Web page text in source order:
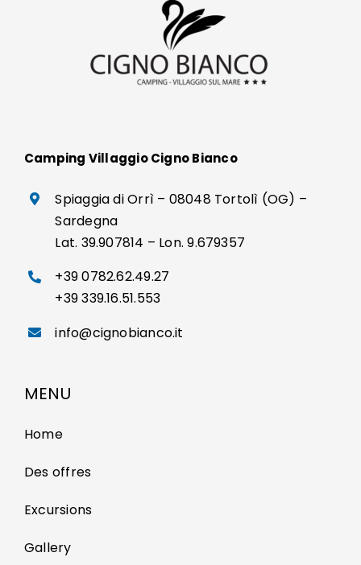
Camping Villaggio Cigno Bianco
Spiaggia di Orrì – 08048 Tortolì (OG) –
Sardegna
Lat. 39.907814 – Lon. 9.679357
+39 0782.62.49.27
+39 339.16.51.553
info@cignobianco.it
MENU
Home
Des offres
Excursions
Gallery